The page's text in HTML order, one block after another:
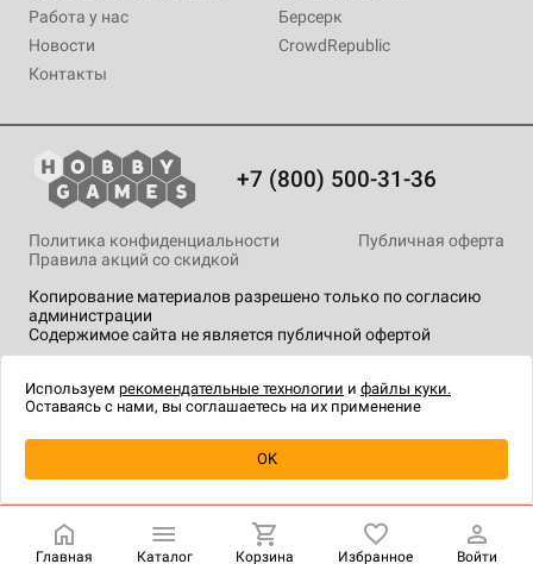
Уведомить о наличии
Работа у нас
Новости
Контакты
Берсерк
CrowdRepublic
+7 (800) 500-31-36
Копирование материалов разрешено только по согласию
администрации
Содержимое сайта не является публичной офертой
Политика конфиденциальности
Публичная оферта
Правила акций со скидкой
технологии.
Главная Каталог Корзина Избранное Войти
Используем рекомендательные технологии и файлы куки.
Оставаясь с нами, вы соглашаетесь на их применение
OK